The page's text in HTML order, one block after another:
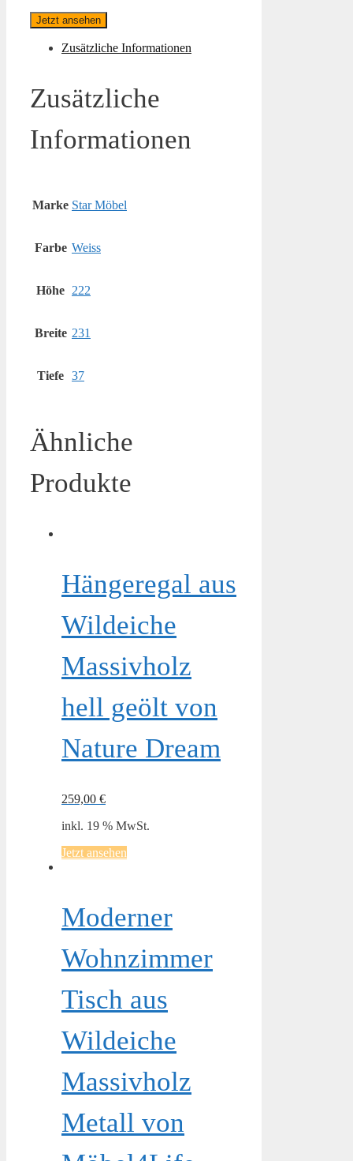
Jetzt ansehen
Zusätzliche Informationen
Zusätzliche
Informationen
Marke Star Möbel
Farbe Weiss
Höhe 222
Breite 231
Tiefe 37
Ähnliche
Produkte
Hängeregal aus
Wildeiche
Massivholz
hell geölt von
Nature Dream
259,00 €
inkl. 19 % MwSt.
Jetzt ansehen
Moderner
Wohnzimmer
Tisch aus
Wildeiche
Massivholz
Metall von